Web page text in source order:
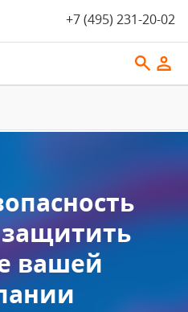
+7 (495) 231-20-02
защитить
вашей